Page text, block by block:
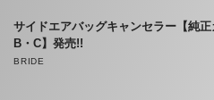
サイドエアバッグキャンセラー【純
B・C】発売!!
BRIDE